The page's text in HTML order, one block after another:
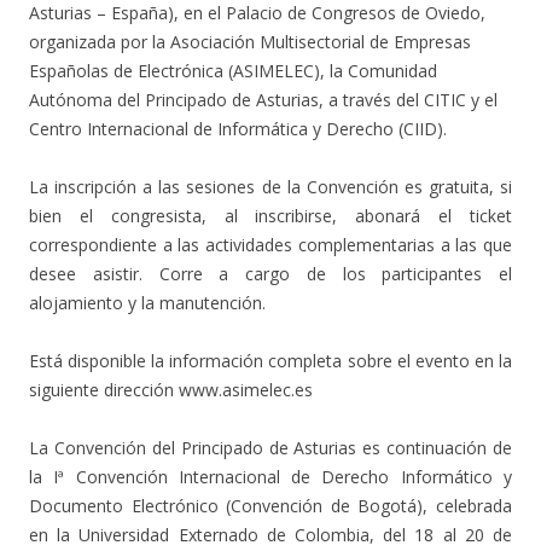
Asturias – España), en el Palacio de Congresos de Oviedo,
organizada por la Asociación Multisectorial de Empresas
Españolas de Electrónica (ASIMELEC), la Comunidad
Autónoma del Principado de Asturias, a través del CITIC y el
Centro Internacional de Informática y Derecho (CIID).
La inscripción a las sesiones de la Convención es gratuita, si
bien el congresista, al inscribirse, abonará el ticket
correspondiente a las actividades complementarias a las que
desee asistir. Corre a cargo de los participantes el
alojamiento y la manutención.
Está disponible la información completa sobre el evento en la
siguiente dirección www.asimelec.es
La Convención del Principado de Asturias es continuación de
la Iª Convención Internacional de Derecho Informático y
Documento Electrónico (Convención de Bogotá), celebrada
en la Universidad Externado de Colombia, del 18 al 20 de